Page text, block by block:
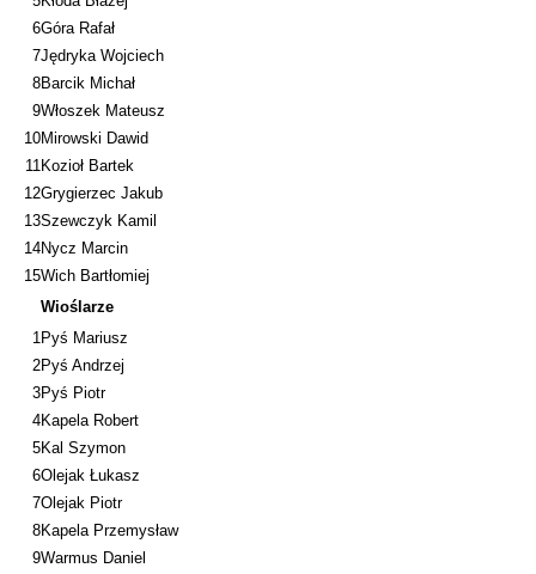
6Góra Rafał
7Jędryka Wojciech
8Barcik Michał
9Włoszek Mateusz
10Mirowski Dawid
11 Kozioł Bartek
12Grygierzec Jakub
13Szewczyk Kamil
14Nycz Marcin
15Wich Bartłomiej
Wioślarze
1 Pyś Mariusz
2Pyś Andrzej
3Pyś Piotr
4Kapela Robert
5Kal Szymon
6Olejak Łukasz
7Olejak Piotr
8Kapela Przemysław
9Warmus Daniel